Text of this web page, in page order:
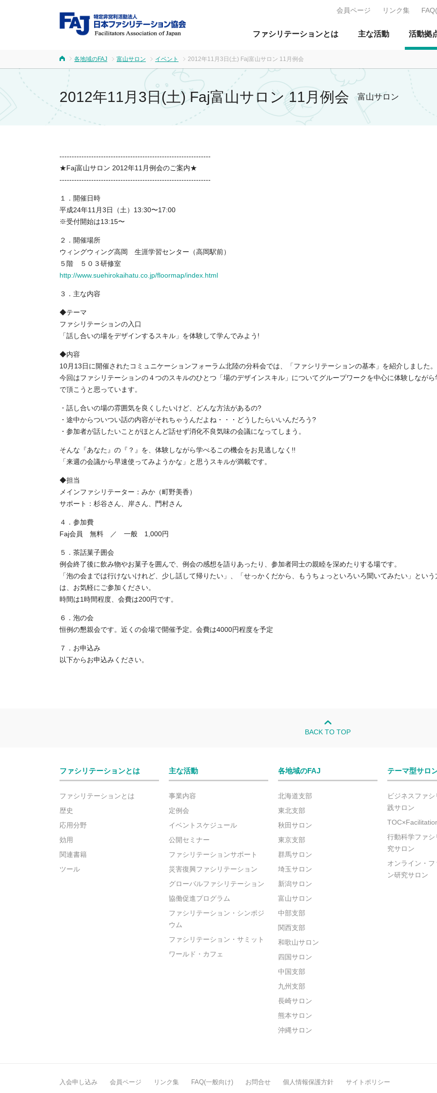
ファシリテーションとは 主な活動 活動拠
会員ページ リンク集
各地域のFAJ 富山サロン イベント 2012年11月3日(土) Faj富山サロン 11月例会
2012年11月3日(土) Faj富山サロン 11月例会 富山サロン
--------------------------------------------------------------
★Faj富山サロン 2012年11月例会のご案内★
--------------------------------------------------------------
１．開催日時
平成24年11月3日（土）13:30〜17:00
※受付開始は13:15〜
２．開催場所
ウィングウィング高岡 生涯学習センター（高岡駅前）
５階 ５０３研修室
http://www.suehirokaihatu.co.jp/floormap/index.html
３．主な内容
◆テーマ
ファシリテーションの入口
「話し合いの場をデザインするスキル」を体験して学んでみよう!
◆内容
10月13日に開催されたコミュニケーションフォーラム北陸の分科会では、「ファシリテーションの基本」を紹介しました。
今回はファシリテーションの４つのスキルのひとつ「場のデザインスキル」についてグループワークを中心に体験しながら
で頂こうと思っています。
・話し合いの場の雰囲気を良くしたいけど、どんな方法があるの?
・途中からついつい話の内容がそれちゃうんだよね・・・どうしたらいいんだろう?
・参加者が話したいことがほとんど話せず消化不良気味の会議になってしまう。
そんな『あなた』の『？』を、体験しながら学べるこの機会をお見逃しなく!!
「来週の会議から早速使ってみようかな」と思うスキルが満載です。
◆担当
メインファシリテーター：みか（町野美香）
サポート：杉谷さん、岸さん、門村さん
４．参加費
Faj会員 無料 ／ 一般 1,000円
５．茶話菓子囲会
例会終了後に飲み物やお菓子を囲んで、例会の感想を語りあったり、参加者同士の親睦を深めたりする場です。
「泡の会までは行けないけれど、少し話して帰りたい」、「せっかくだから、もうちょっといろいろ聞いてみたい」という
は、お気軽にご参加ください。
時間は1時間程度、会費は200円です。
６．泡の会
恒例の懇親会です。近くの会場で開催予定。会費は4000円程度を予定
７．お申込み
以下からお申込みください。
BACK TO TOP
ファシリテーションとは
ファシリテーションとは
歴史
応用分野
効用
関連書籍
ツール
主な活動
事業内容
定例会
イベントスケジュール
公開セミナー
ファシリテーションサポート
災害復興ファシリテーション
グローバルファシリテーション
協働促進プログラム
ファシリテーション・シンポジ
ウム
ファシリテーション・サミット
ワールド・カフェ
各地域のFAJ
北海道支部
東北支部
秋田サロン
東京支部
群馬サロン
埼玉サロン
新潟サロン
富山サロン
中部支部
関西支部
和歌山サロン
四国サロン
中国支部
九州支部
長崎サロン
熊本サロン
沖縄サロン
テーマ型サロ
ビジネスファ
践サロン
行動科学ファ
究サロン
オンライン・
ン研究サロン
入会申し込み 会員ページ リンク集 FAQ(一般向け) お問合せ 個人情報保護方針 サイトポリシー